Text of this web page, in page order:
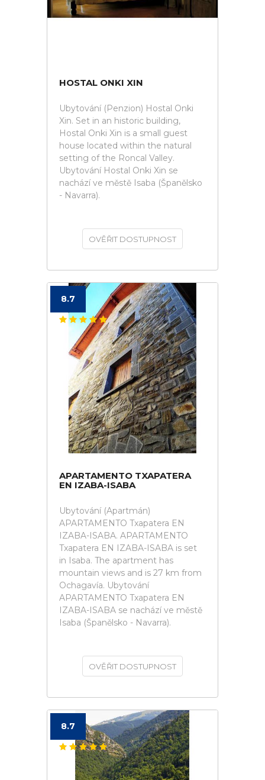
HOSTAL ONKI XIN
Ubytování (Penzion) Hostal Onki
Xin. Set in an historic building,
Hostal Onki Xin is a small guest
house located within the natural
setting of the Roncal Valley.
Ubytování Hostal Onki Xin se
nachází ve městě Isaba (Španělsko
- Navarra).
OVĚŘIT DOSTUPNOST
8.7
APARTAMENTO TXAPATERA
EN IZABA-ISABA
Ubytování (Apartmán)
APARTAMENTO Txapatera EN
IZABA-ISABA. APARTAMENTO
Txapatera EN IZABA-ISABA is set
in Isaba. The apartment has
mountain views and is 27 km from
Ochagavía. Ubytování
APARTAMENTO Txapatera EN
IZABA-ISABA se nachází ve městě
Isaba (Španělsko - Navarra).
OVĚŘIT DOSTUPNOST
8.7